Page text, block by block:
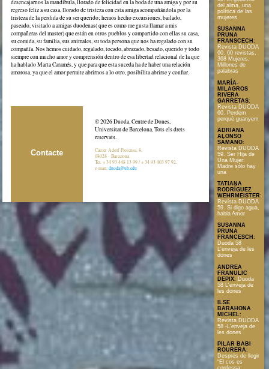
desencajarnos la mandíbula, llorado de felicidad en la boda de una amiga y por su
regreso feliz a su casa, llorado de tristeza con esta amiga acompañándola por la
tristeza de la perdida de su ser querido; hemos hecho excursiones, bailado,
paseado, visitado a amigas duodenas( que es como me gusta llamar a mis
compañeras del master) que están en otros pueblos y compartido con ellas su casa,
su comida, su familia, sus animales, su toda persona que nos ha regalado con su
compañía. Nos hemos cuidado, regalado, tocado, abrazado, besado, querido y todo
siempre con mucho amor y comprensión dentro de esa libertad relacional de la que
ha hablado Marta Caramés, y que para que esta suceda ha de haber una relación
amorosa, ya que el amor permite abrirnos a lo otro, posibilita abrirse y confiar.
Contacte
© 2026 Duoda. Centre de Dones,
Universitat de Barcelona, Tots els drets
reservats.
Carrer Adolf Florensa, 8,
08028 - Barcelona
Tel. + 34 93 448 13 99 / + 34 93 403 97 92.
e-mail:duoda@ub.edu
del alma, una
política de las
mujeres
SUSANNA
PRUNA
FRANSCECH :
Revista DUODA
60. 60 revistas,
368 Mujeres,
Millones de
palabras
MARÍA-
MILAGROS
RIVERA
GARRETAS:
Revista DUODA
60. Perdem
perquè guanyem
ADRIANA
ALONSO
SÁMANO:
Revista DUODA
59. Ser Hija de
Una Mujer:
Madre sólo hay
una
TATIANA
RODRÍGUEZ
WEHRMEISTER:
Revista DUODA
59. Si digo agua,
habla Amor
SUSANNA
PRUNA
FRANCESCH :
Duoda 58
L'enveja de les
dones
ANDREA
FRANULIC
DEPIX: Duoda
58 L'enveja de
les dones
ILSE
BARAHONA
MICHEL:
Revista DUODA
58 -L'enveja de
les dones
PILAR BABI
ROURERA:
Després de llegir
“El cos es